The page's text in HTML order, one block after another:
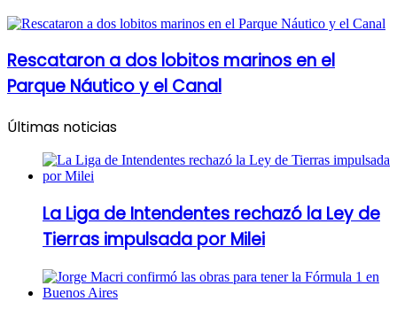
Rescataron a dos lobitos marinos en el
Parque Náutico y el Canal
Últimas noticias
La Liga de Intendentes rechazó la Ley de
Tierras impulsada por Milei